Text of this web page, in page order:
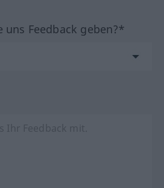
uns Feedback geben?*